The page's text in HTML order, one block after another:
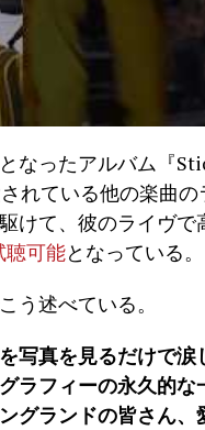
なったアルバム『
れている他の楽曲の
けて、彼のライヴで
可能となっている。
う述べている。
写真を見るだけで涙
ラフィーの永久的な
グランドの皆さん、